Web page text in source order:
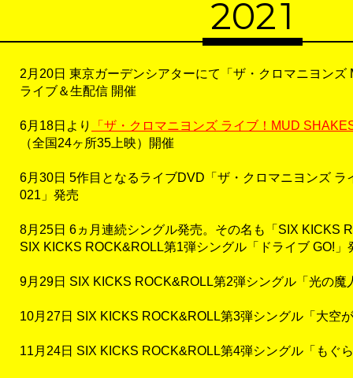
2021
2月20日 東京ガーデンシアターにて「ザ・クロマニヨン
ライブ＆生配信 開催
6月18日より
「ザ・クロマニヨンズ ライブ！MUD
（全国24ヶ所35上映）開催
6月30日 5作目となるライブDVD「ザ・クロマニヨンズ ラ
021」発売
8月25日 6ヵ月連続シングル発売。その名も「SIX KICKS
SIX KICKS ROCK&ROLL第1弾シングル「ドライブ GO!」
9月29日 SIX KICKS ROCK&ROLL第2弾シングル「光の魔
10月27日 SIX KICKS ROCK&ROLL第3弾シングル「大空
11月24日 SIX KICKS ROCK&ROLL第4弾シングル「もぐ